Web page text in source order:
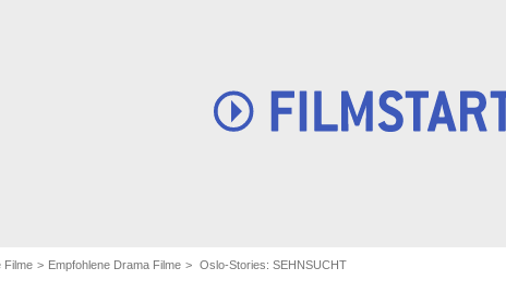
Filme Empfohlene Drama Filme Oslo-Stories: SEHNSUCHT